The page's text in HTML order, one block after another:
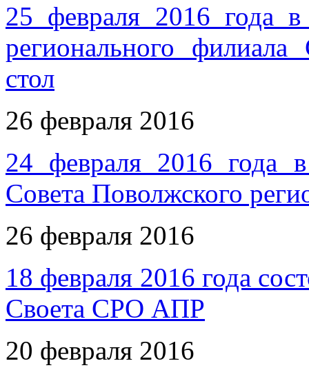
25 февраля 2016 года
регионального
стол
26 февраля 2016
24 февраля 2016 года
Совета Поволжского
26 февраля 2016
18 февраля 2016 года
Своета СРО АПР
20 февраля 2016